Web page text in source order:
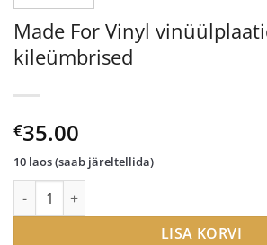
Made For Vinyl
kileümbrised
€35.00
10 laos (saab järeltellida)
Made For Vinyl vinüülplaatide välised
LISA KORVI